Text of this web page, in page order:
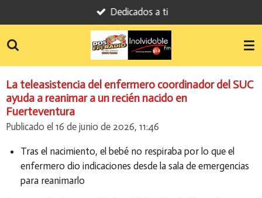
al
contenido
Dedicados a ti
La teleasistencia del enfermero coordinador del SUC
ayuda a reanimar a un recién nacido en
Fuerteventura
Publicado el 16 de junio de 2026, 11:46
Tras el nacimiento, el bebé no respiraba por lo que el
enfermero dio indicaciones desde la sala de emergencias
para reanimarlo